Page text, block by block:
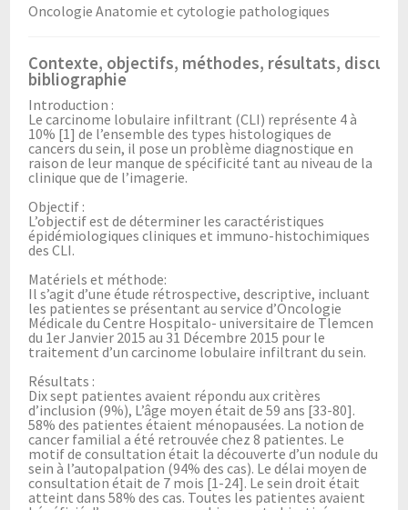
Oncologie Anatomie et cytologie pathologiques
Contexte, objectifs, méthodes, résultats,
bibliographie
Introduction :
Le carcinome lobulaire infiltrant (CLI) représente 4 à
10% [1] de l’ensemble des types histologiques de
cancers du sein, il pose un problème diagnostique en
raison de leur manque de spécificité tant au niveau de la
clinique que de l’imagerie.
Objectif :
L’objectif est de déterminer les caractéristiques
épidémiologiques cliniques et immuno-histochimiques
des CLI.
Matériels et méthode:
Il s’agit d’une étude rétrospective, descriptive, incluant
les patientes se présentant au service d’Oncologie
Médicale du Centre Hospitalo- universitaire de Tlemcen
du 1er Janvier 2015 au 31 Décembre 2015 pour le
traitement d’un carcinome lobulaire infiltrant du sein.
Résultats :
Dix sept patientes avaient répondu aux critères
d’inclusion (9%), L’âge moyen était de 59 ans [33-80].
58% des patientes étaient ménopausées. La notion de
cancer familial a été retrouvée chez 8 patientes. Le
motif de consultation était la découverte d’un nodule du
sein à l’autopalpation (94% des cas). Le délai moyen de
consultation était de 7 mois [1-24]. Le sein droit était
atteint dans 58% des cas. Toutes les patientes avaient